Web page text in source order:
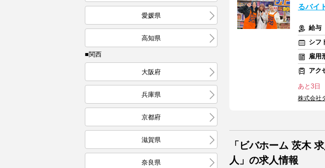
愛媛県
高知県
■関西
大阪府
兵庫県
京都府
滋賀県
奈良県
るバイ
給与
シフ
雇用
アク
あと3日
株式会社
「ビバホーム 茨木
人」の求人情報